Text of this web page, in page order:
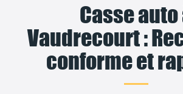
Casse auto
Vaudrecourt :
conforme et